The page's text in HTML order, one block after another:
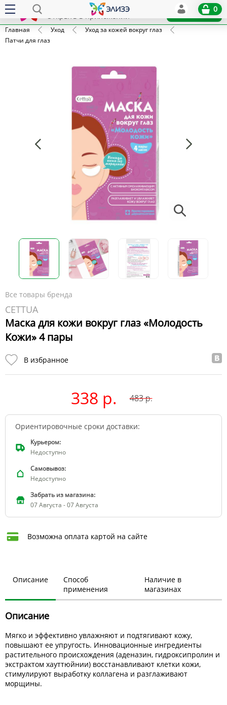
x
Открыть в приложении
Установить
0
Главная Уход
Уход за кожей вокруг глаз
Патчи для глаз
Все товары бренда
CETTUA
Маска для кожи вокруг глаз «Молодость
Кожи» 4 пары
В избранное
338 р. 483р.
Ориентировочные сроки доставки:
Курьером:
Недоступно
Самовывоз:
Недоступно
Забрать из магазина:
07 Августа - 07 Августа
Возможна оплата картой на сайте
Описание
Способ
применения
Наличие в
магазинах
Описание
Мягко и эффективно увлажняют и подтягивают кожу,
повышают ее упругость. Инновационные ингредиенты
растительного происхождения (аденазин, гидроксипролин и
экстрактом хауттюйнии) восстанавливают клетки кожи,
стимулируют выработку коллагена и разглаживают
морщины.